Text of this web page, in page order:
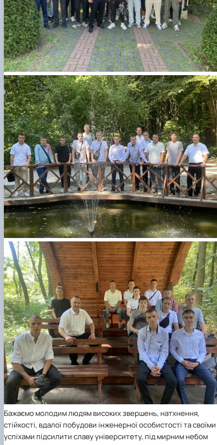
Бажаємо молодим людям високих звершень, натхнення,
стійкості, вдалої побудови інженерної особистості та своїми
успіхами підсилити славу університету, під мирним небом